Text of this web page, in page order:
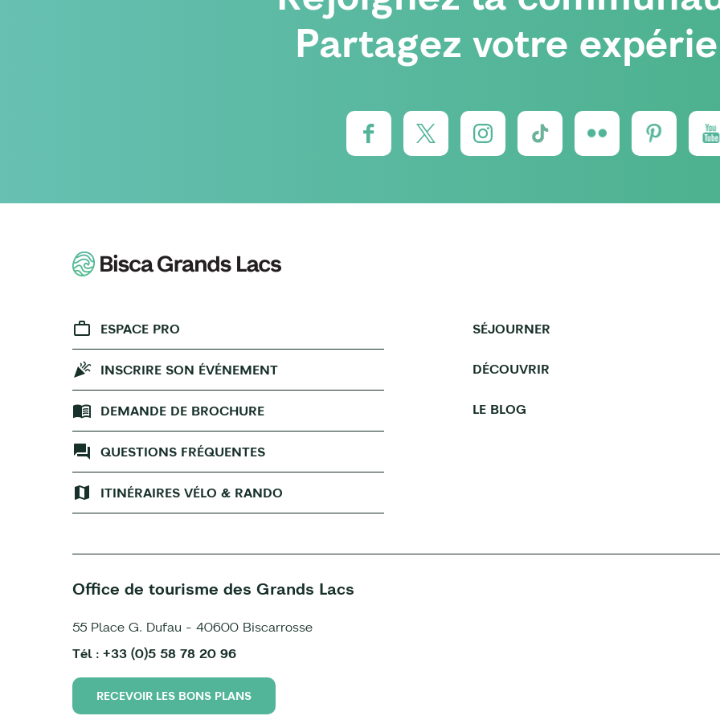
Partagez votre
ESPACE PRO
INSCRIRE SON ÉVÉNEMENT
DEMANDE DE BROCHURE
QUESTIONS FRÉQUENTES
ITINÉRAIRES VÉLO & RANDO
SÉJOURNER
DÉCOUVRIR
LE BLOG
Office de tourisme des Grands Lacs
55 Place G. Dufau - 40600 Biscarrosse
Tél : +33 (0)5 58 78 20 96
RECEVOIR LES BONS PLANS